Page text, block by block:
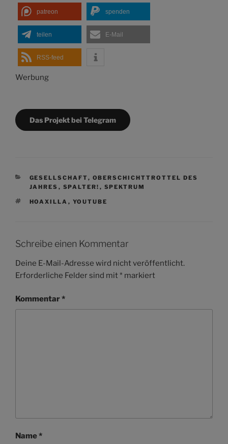
patreon spenden
teilen E-Mail
RSS-feed
Werbung
Das Projekt bei Telegram
KATEGORIEN
GESELLSCHAFT, OBERSCHICHTTROTTEL DES
JAHRES , SPALTER! , SPEKTRUM
SCHLAGWÖRTER
HOAXILLA , YOUTUBE
Schreibe einen Kommentar
Deine E-Mail-Adresse wird nicht veröffentlicht.
Erforderliche Felder sind mit* markiert
Kommentar*
Name*